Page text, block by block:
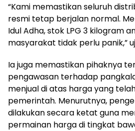
“Kami memastikan seluruh
resmi tetap berjalan normal.
Idul Adha, stok LPG 3 kilogram
masyarakat tidak perlu panik,”
Ia juga memastikan pihaknya
pengawasan terhadap
menjual di atas harga yang
pemerintah. Menurutnya,
dilakukan secara ketat guna
permainan harga di tingkat